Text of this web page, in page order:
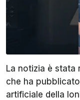
La notizia è stata
che ha
artificiale della